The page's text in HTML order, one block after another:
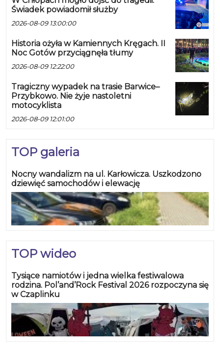
Świadek powiadomił służby
2026-08-09 13:00:00
Historia ożyła w Kamiennych Kręgach. II
Noc Gotów przyciągnęła tłumy
2026-08-09 12:22:00
Tragiczny wypadek na trasie Barwice–
Przybkowo. Nie żyje nastoletni
motocyklista
2026-08-09 12:01:00
TOP galeria
Nocny wandalizm na ul. Karłowicza. Uszkodzono
dziewięć samochodów i elewację
TOP wideo
Tysiące namiotów i jedna wielka festiwalowa
rodzina. Pol’and’Rock Festival 2026 rozpoczyna się
w Czaplinku